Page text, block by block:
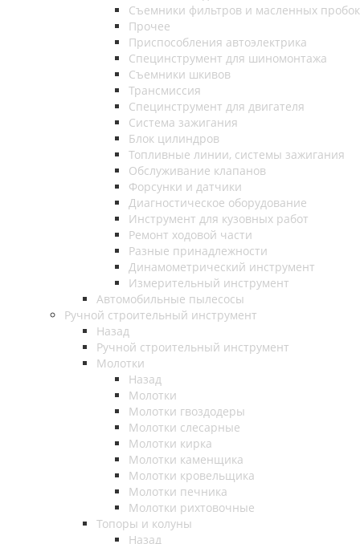
Съемники фильтров и масленных пробок
Прочее
Приспособления автоэлектрика
Специнструмент для шиномонтажа
Съемники шкивов
Трансмиссия
Специнструмент для двигателя
Система зажигания
Блок цилиндров
Топливные линии, системы зажигания
Обслуживание клапанов
Форсунки и датчики
Диагностическое оборудование
Инструмент для кузовных работ
Ремонт ходовой части
Разные принадлежности
Динамометрический инструмент
Измерительный инструмент
Автомобильные пылесосы
Ручной строительный инструмент
Назад
Ручной строительный инструмент
Молотки
Назад
Молотки
Молотки гвоздодеры
Молотки слесарные
Молотки кирка
Молотки каменщика
Молотки кровельщика
Молотки печника
Молотки рихтовочные
Топоры и колуны
Назад